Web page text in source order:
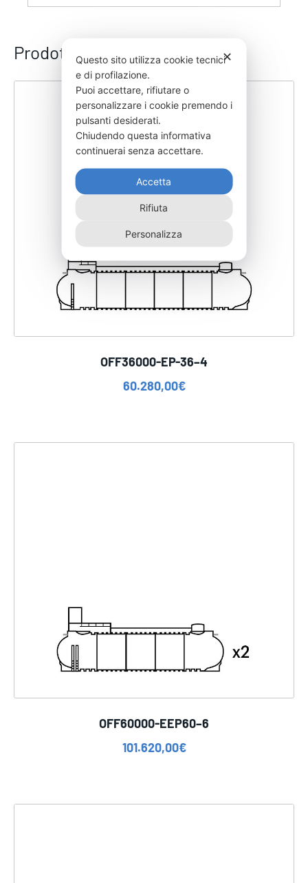
Prodotti correlati
OFF36000-EP-36–4
60.280,00€
OFF60000-EEP60–6
101.620,00€
✕
Questo sito utilizza cookie tecnici
e di profilazione.
Puoi accettare, rifiutare o
personalizzare i cookie premendo i
pulsanti desiderati.
Chiudendo questa informativa
continuerai senza accettare.
Accetta
Rifiuta
Personalizza